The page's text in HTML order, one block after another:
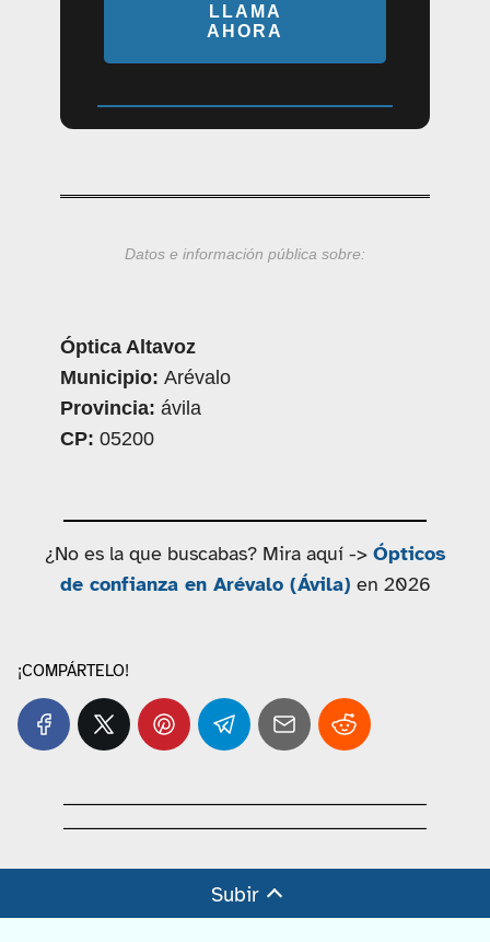
LLAMA
AHORA
Datos e información pública sobre:
Óptica Altavoz
Municipio: Arévalo
Provincia: ávila
CP: 05200
¿No es la que buscabas? Mira aquí -> Ópticos
de confianza en Arévalo (Ávila) en 2026
¡COMPÁRTELO!
Subir